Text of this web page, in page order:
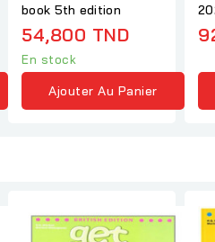
book 5th edition
54,800 TND
En stock
Ajouter Au Panier